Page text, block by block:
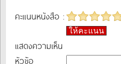
คะแนนหนังสือ :
ให้คะแนน
แสดงความเห็น
หัวข้อ